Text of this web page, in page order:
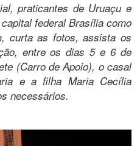
praticantes de Uruaçu e
federal Brasília como
curta as fotos, assista os
entre os dias 5 e 6 de
(Carro de Apoio), o casal
e a filha Maria Cecília
necessários.